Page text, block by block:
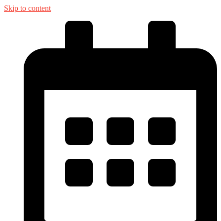
Skip to content